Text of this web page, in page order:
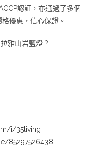
認証，亦通過了多個
優惠，信心保證。
雅山岩鹽燈?
i/35living
85297526438